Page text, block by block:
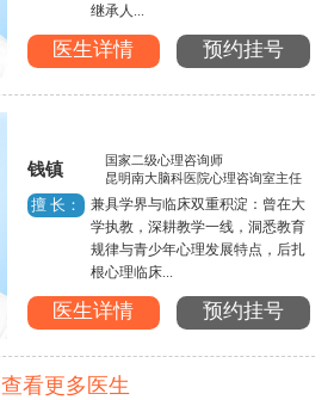
继承人...
医生详情 预约挂号
钱镇
国家二级心理咨询师
昆明南大脑科医院心理咨询室主任
擅 长：
兼具学界与临床双重积淀：曾在大
学执教，深耕教学一线，洞悉教育
规律与青少年心理发展特点，后扎
根心理临床...
医生详情 预约挂号
查看更多医生